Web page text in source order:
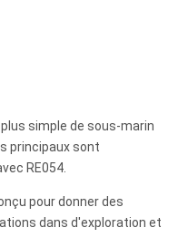
simple de sous-marin
principaux sont
RE054.
pour donner des
dans d'exploration et